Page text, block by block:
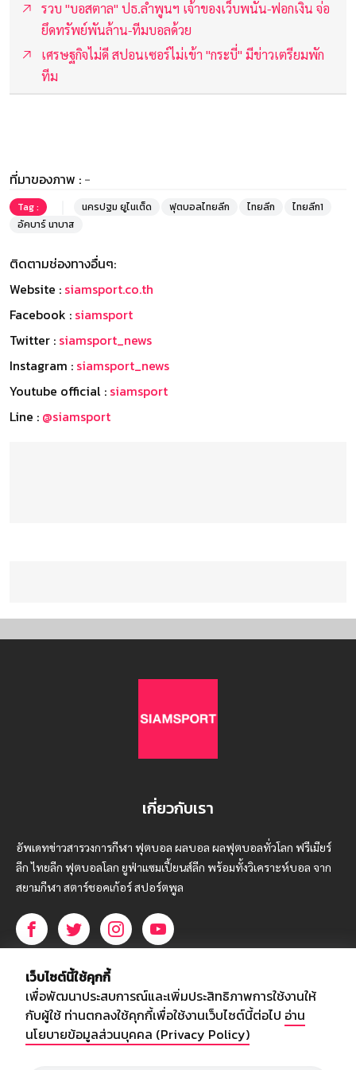
รวบ "บอสตาล" ปธ.ลำพูนฯ เจ้าของเว็บพนัน-ฟอกเงิน จ่อ
ยึดทรัพย์พันล้าน-ทีมบอลด้วย
เศรษฐกิจไม่ดี สปอนเซอร์ไม่เข้า "กระบี่" มีข่าวเตรียมพัก
ทีม
ที่มาของภาพ : -
Tag : นครปฐม ยูไนเต็ด ฟุตบอลไทยลีก ไทยลีก
ไทยลีก1
อัคบาร์ นาบาส
ติดตามช่องทางอื่นๆ:
Website : siamsport.co.th
Facebook : siamsport
Twitter : siamsport_news
Instagram : siamsport_news
Youtube official : siamsport
Line : @siamsport
เกี่ยวกับเรา
อัพเดทข่าวสารวงการกีฬา ฟุตบอล ผลบอล ผลฟุตบอลทั่วโลก ฟรีเมียร์
ลีก ไทยลีก ฟุตบอลโลก ยูฟ่าแซมเปี้ยนส์ลีก พร้อมทั้งวิเคราะห์บอล จาก
สยามกีฬา สตาร์ชอคเก้อร์ สปอร์ตพูล
บริษัท สยามสปอร์ต ซินติเคท จำกัด (มหาชน)
เลขที่ 66/26 - 29 ซอยรามอินทรา 40
ถนนรามอินทรา แขวงนวลจันทร์
เขตบึงกุ่ม กรุงเทพฯ 10230
เว็บไซต์นี้ใช้คุกกี้
เพื่อพัฒนาประสบการณ์และเพิ่มประสิทธิภาพการใช้งานให้
กับผู้ใช้ ท่านตกลงใช้คุกกี้เพื่อใช้งานเว็บไซต์นี้ต่อไป อ่าน
นโยบายข้อมูลส่วนบุคคล (Privacy Policy)